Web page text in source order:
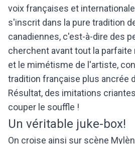
voix françaises et
s'inscrit dans la pure tradition
canadiennes, c'est-à-dire des
cherchent avant tout la
et le mimétisme de l'artiste,
tradition française plus ancrée
Résultat, des imitations
couper le souffle !
Un véritable juke-box!
On croise ainsi sur scène